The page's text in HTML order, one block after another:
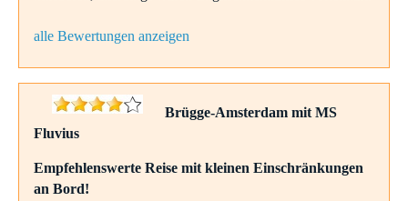
alle Bewertungen anzeigen
Brügge-Amsterdam mit MS
Fluvius
Empfehlenswerte Reise mit kleinen Einschränkungen
an Bord!